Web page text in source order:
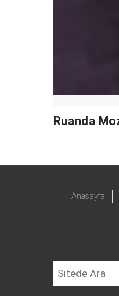
Ruanda
Anasayfa